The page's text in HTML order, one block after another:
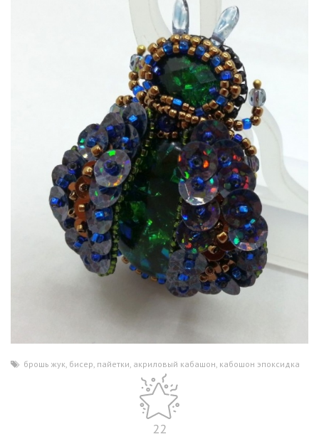
брошь жук, бисер, пайетки, акриловый кабашон, кабошон эпоксидка
22